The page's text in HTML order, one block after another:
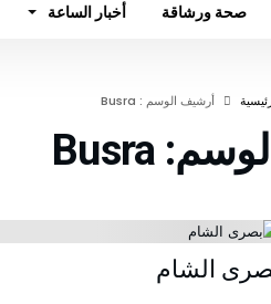
صحة ورشاقة أخبار الساعة
‫أرشيف الوسم :‬ Busra
الوسم: Busra
الشام